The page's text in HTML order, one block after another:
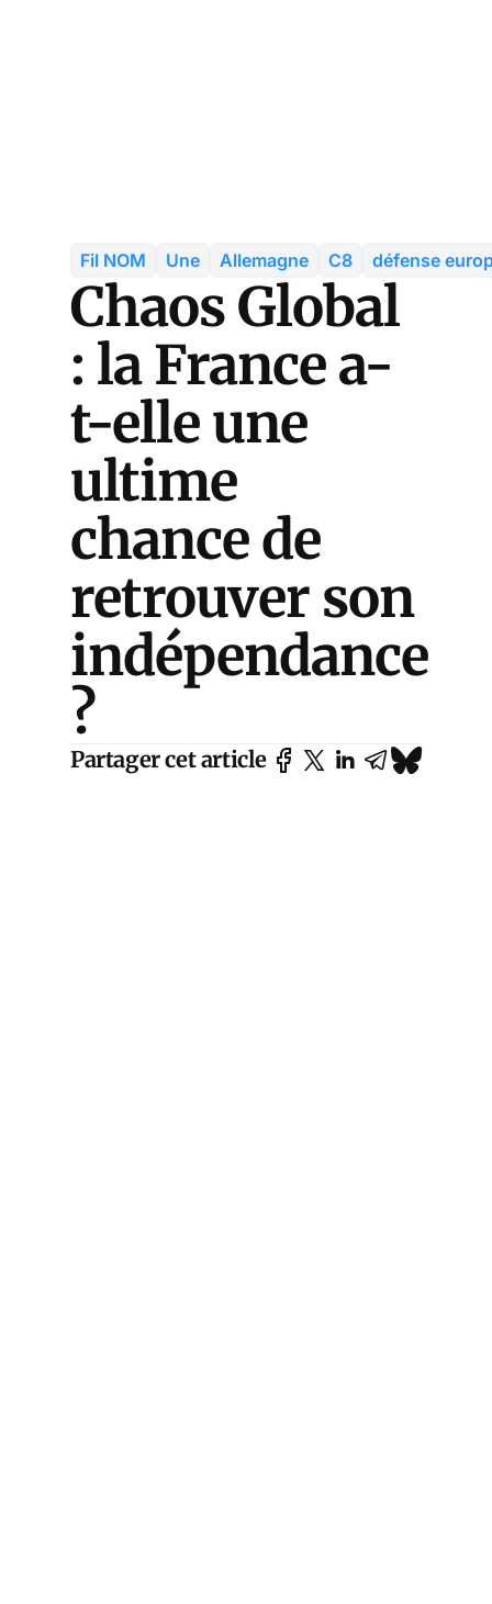
Fil NOM Une Allemagne C8 défense
Chaos Global
: la France a-
t-elle une
ultime
chance de
retrouver son
indépendance
?
Partager cet article